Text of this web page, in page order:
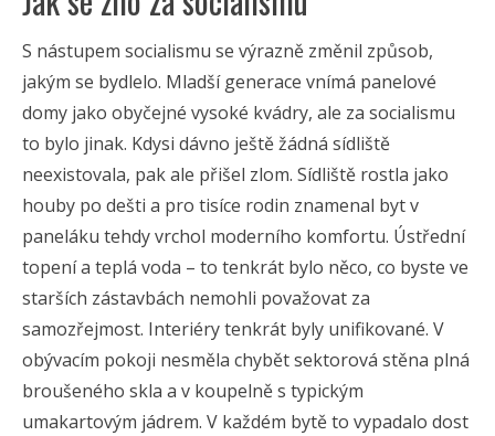
S nástupem socialismu se výrazně změnil způsob,
jakým se bydlelo. Mladší generace vnímá panelové
domy jako obyčejné vysoké kvádry, ale za socialismu
to bylo jinak. Kdysi dávno ještě žádná sídliště
neexistovala, pak ale přišel zlom. Sídliště rostla jako
houby po dešti a pro tisíce rodin znamenal byt v
paneláku tehdy vrchol moderního komfortu. Ústřední
topení a teplá voda – to tenkrát bylo něco, co byste ve
starších zástavbách nemohli považovat za
samozřejmost. Interiéry tenkrát byly unifikované. V
obývacím pokoji nesměla chybět sektorová stěna plná
broušeného skla a v koupelně s typickým
umakartovým jádrem. V každém bytě to vypadalo dost